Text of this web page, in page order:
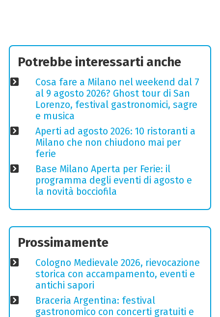
Potrebbe interessarti anche
Cosa fare a Milano nel weekend dal 7
al 9 agosto 2026? Ghost tour di San
Lorenzo, festival gastronomici, sagre
e musica
Aperti ad agosto 2026: 10 ristoranti a
Milano che non chiudono mai per
ferie
Base Milano Aperta per Ferie: il
programma degli eventi di agosto e
la novità bocciofila
Prossimamente
Cologno Medievale 2026, rievocazione
storica con accampamento, eventi e
antichi sapori
Braceria Argentina: festival
gastronomico con concerti gratuiti e